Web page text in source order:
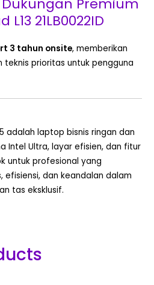
Premium
21LB0022ID
3 tahun onsite, memberikan
teknis prioritas untuk pengguna
adalah laptop bisnis ringan dan
Intel Ultra, layar efisien, dan fitur
untuk profesional yang
dan keandalan dalam
tas eksklusif.